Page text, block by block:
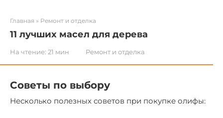
Главная » Ремонт и отделка
11 лучших масел для дерева
На чтение: 21 мин Ремонт и отделка
Советы по выбору
Несколько полезных советов при покупке олифы: